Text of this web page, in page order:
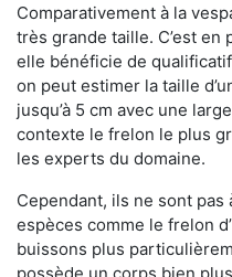
Comparativement à la
très grande taille. C’est
elle bénéficie de qualificatif
on peut estimer la taille
jusqu’à 5 cm avec une
contexte le frelon le plus
les experts du domaine.
Cependant, ils ne sont
espèces comme le frelon
buissons plus
possède un corps bien